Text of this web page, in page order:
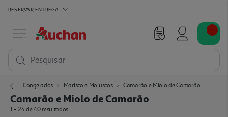
RESERVAR ENTREGA
Pesquisar
Congelados Marisco e Moluscos Camarão e Miolo de Camarão
Camarão e Miolo de Camarão
1 - 24 de 40 resultados